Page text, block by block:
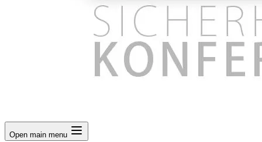
Open main menu